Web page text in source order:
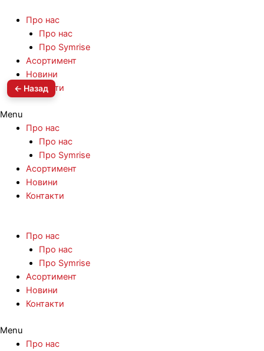
Про нас
Про нас
Про Symrise
Асортимент
Новини
Контакти
Menu
Про нас
Про нас
Про Symrise
Асортимент
Новини
Контакти
Про нас
Про нас
Про Symrise
Асортимент
Новини
Контакти
Menu
Про нас
← Назад